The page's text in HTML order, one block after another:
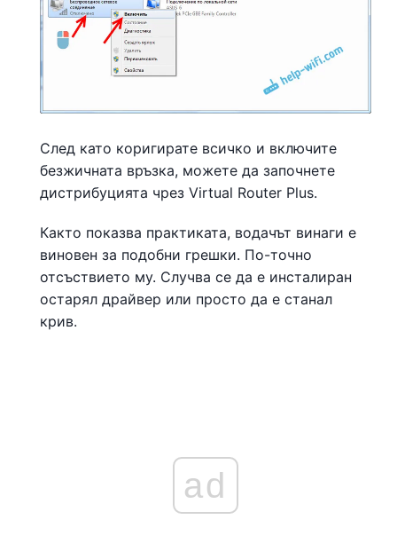
След като коригирате всичко и включите
безжичната връзка, можете да започнете
дистрибуцията чрез Virtual Router Plus.
Както показва практиката, водачът винаги е
виновен за подобни грешки. По-точно
отсъствието му. Случва се да е инсталиран
остарял драйвер или просто да е станал
крив.
ad